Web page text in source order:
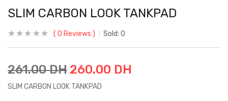
SLIM CARBON LOOK TANKPAD
0 Reviews Sold: 0
261.00DH 260.00 DH
SLIM CARBON LOOK TANKPAD